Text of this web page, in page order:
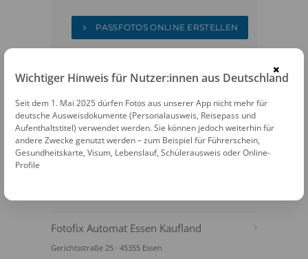
PASSFOTOS ONLINE ERSTELLEN
FOTOAUTOMATEN
Fotofix Automat Essen Kaufland
Gerichtsstraße 25 · 45355 Essen
×
Wichtiger Hinweis für Nutzer:innen aus Deutschland
Seit dem 1. Mai 2025 dürfen Fotos aus unserer App nicht mehr für
deutsche Ausweisdokumente (Personalausweis, Reisepass und
Aufenthaltstitel) verwendet werden. Sie können jedoch weiterhin für
andere Zwecke genutzt werden – zum Beispiel für Führerschein,
Gesundheitskarte, Visum, Lebenslauf, Schülerausweis oder Online-
Profile